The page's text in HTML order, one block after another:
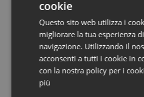
Provincia Autonoma di
Provincia Autonoma di
Puglia
Infezioni & Febbre
Ipertensione & Scompenso
Malattie rare
Leadership
modelli di responsabilità
Leadership Medica
clinici ad alte prestazioni
cookie
Questo sito web utilizza i
migliorare la tua esperienza di
navigazione. Utilizzando il
acconsenti a tutti i cookie in
con la nostra policy per i
più